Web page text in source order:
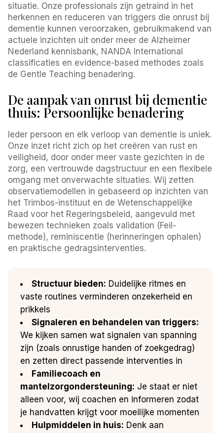
situatie. Onze professionals zijn getraind in het
herkennen en reduceren van triggers die onrust bij
dementie kunnen veroorzaken, gebruikmakend van
actuele inzichten uit onder meer de Alzheimer
Nederland kennisbank, NANDA International
classificaties en evidence-based methodes zoals
de Gentle Teaching benadering.
De aanpak van onrust bij dementie
thuis: Persoonlijke benadering
Ieder persoon en elk verloop van dementie is uniek.
Onze inzet richt zich op het creëren van rust en
veiligheid, door onder meer vaste gezichten in de
zorg, een vertrouwde dagstructuur en een flexibele
omgang met onverwachte situaties. Wij zetten
observatiemodellen in gebaseerd op inzichten van
het Trimbos-instituut en de Wetenschappelijke
Raad voor het Regeringsbeleid, aangevuld met
bewezen technieken zoals validation (Feil-
methode), reminiscentie (herinneringen ophalen)
en praktische gedragsinterventies.
Structuur bieden: Duidelijke ritmes en
vaste routines verminderen onzekerheid en
prikkels
Signaleren en behandelen van triggers:
We kijken samen wat signalen van spanning
zijn (zoals onrustige handen of zoekgedrag)
en zetten direct passende interventies in
Familiecoach en
mantelzorgondersteuning: Je staat er niet
alleen voor, wij coachen en informeren zodat
je handvatten krijgt voor moeilijke momenten
Hulpmiddelen in huis: Denk aan